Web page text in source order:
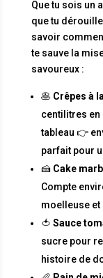
Que tu sois un
que tu
savoir
te sauve la
savoureux :
🥞 Crêpes à
centilitres en
tableau 👉
parfait pour
🍰 Cake
Compte
moelleuse
🍅 Sauce
sucre pour
histoire de